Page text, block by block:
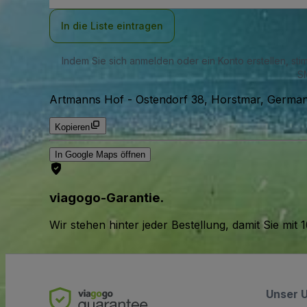
In die Liste eintragen
Indem Sie sich anmelden oder ein Konto erstellen,
Artmanns Hof - Ostendorf 38, Horstmar,
Kopieren
In Google Maps öffnen
viagogo-Garantie.
Wir stehen hinter jeder Bestellung, damit Sie
Unser